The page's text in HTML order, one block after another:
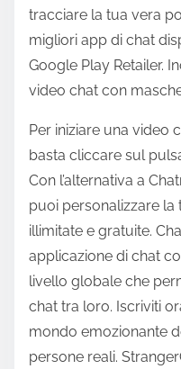
tracciare la tua vera
migliori app di chat
Google Play Retailer.
video chat con
Per iniziare una video
basta cliccare sul
Con l’alternativa a
puoi personalizzare
illimitate e gratuite.
applicazione di chat
livello globale che
chat tra loro. Iscriviti
mondo emozionante
persone reali.